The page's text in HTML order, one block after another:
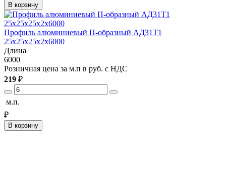
В корзину
Профиль алюминиевый П-образный АД31Т1
25х25х25х2х6000
Длина
6000
Розничная цена за м.п в руб. с НДС
219 ₽
м.п.
₽
В корзину